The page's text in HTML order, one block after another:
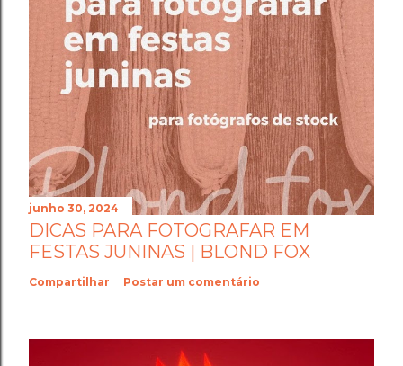
junho 30, 2024
DICAS PARA FOTOGRAFAR EM
FESTAS JUNINAS | BLOND FOX
Compartilhar Postar um comentário